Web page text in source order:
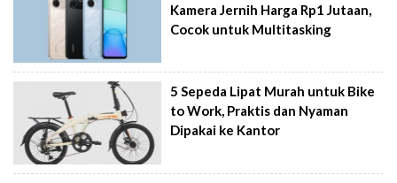
Kamera Jernih Harga Rp1 Jutaan,
Cocok untuk Multitasking
5 Sepeda Lipat Murah untuk Bike
to Work, Praktis dan Nyaman
Dipakai ke Kantor